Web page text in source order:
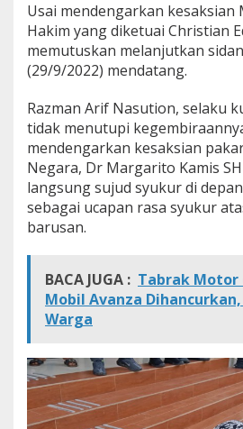
Usai mendengarkan
Hakim yang diketuai Christian
memutuskan melanjutkan
(29/9/2022) mendatang.
Razman Arif Nasution, selaku
tidak menutupi
mendengarkan kesaksian
Negara, Dr Margarito Kamis
langsung sujud syukur di
sebagai ucapan rasa syukur
barusan.
BACA JUGA : Tabrak Motor
Mobil Avanza
Warga